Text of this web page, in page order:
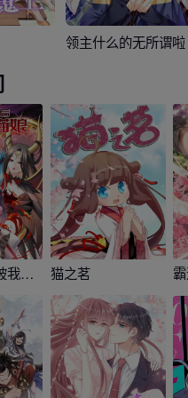
领主什么的无所谓啦
妈妈遇害后被我变成了猫娘 猫之茗